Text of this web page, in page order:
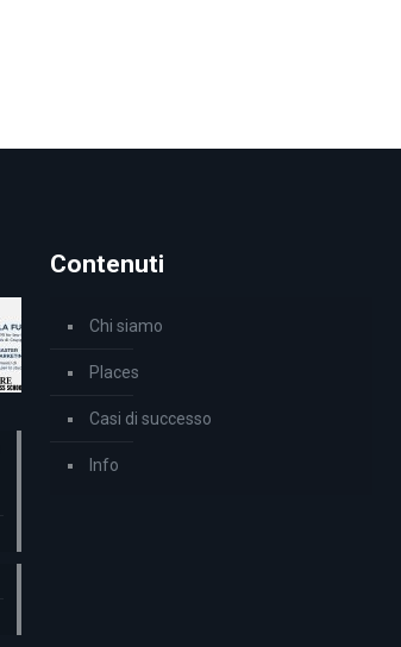
Contenuti
Chi siamo
Places
Casi di successo
Info